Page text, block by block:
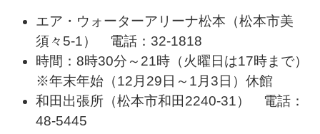
エア・ウォーターアリーナ松本（松本市美
須々5-1） 電話：32-1818
時間：8時30分～21時（火曜日は17時まで）
※年末年始（12月29日～1月3日）休館
和田出張所（松本市和田2240-31） 電話：
48-5445